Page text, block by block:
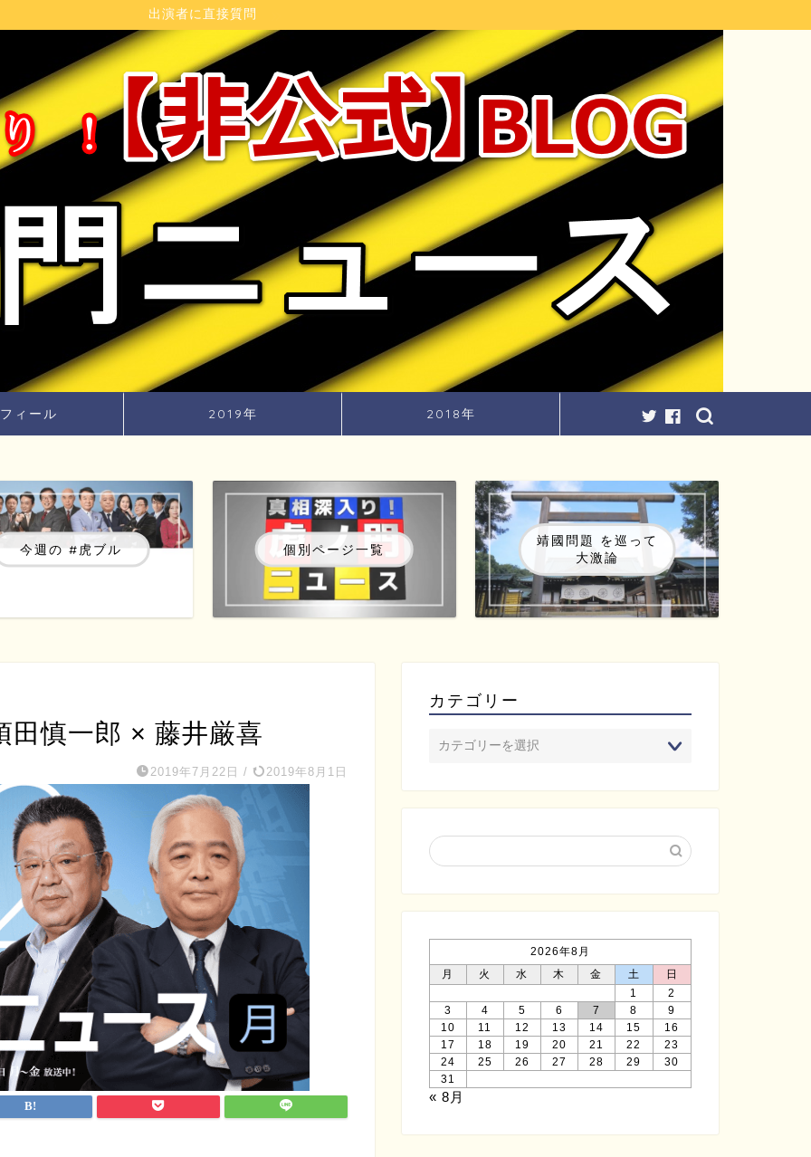
出演者に直接質問
ィール 2019年 2018年
今週の #虎ブル 個別ページ一覧
靖國問題 を巡って
大激論
田慎一郎 × 藤井厳喜
2019年7月22日 / 2019年8月1日
カテゴリー
2026年8月
月
火 水 木 金 土
日
1
2
3
4 5 6 7 8
9
10
11 12 13 14 15
16
17
18 19 20 21 22
23
24
25 26 27 28 29
30
31
« 8月